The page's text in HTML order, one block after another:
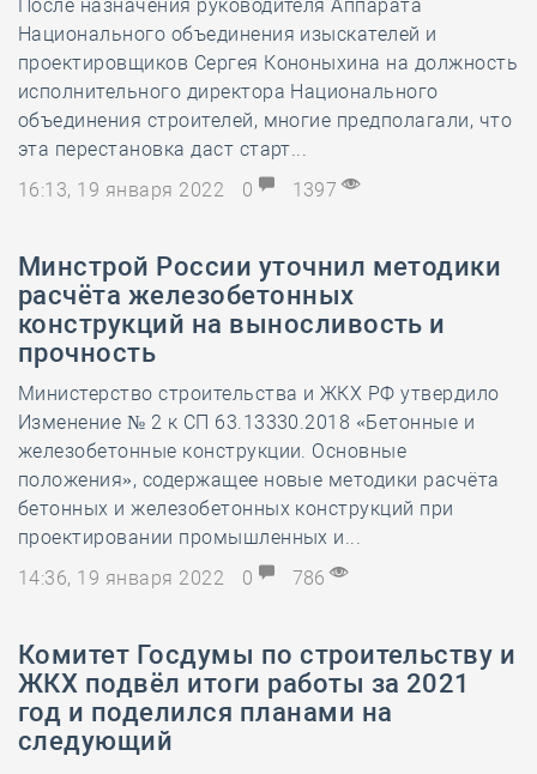
После назначения руководителя Аппарата
Национального объединения изыскателей и
проектировщиков Сергея Кононыхина на должность
исполнительного директора Национального
объединения строителей, многие предполагали, что
эта перестановка даст старт...
16:13, 19 января 2022
0 1397
Минстрой России уточнил методики
расчёта железобетонных
конструкций на выносливость и
прочность
Министерство строительства и ЖКХ РФ утвердило
Изменение № 2 к СП 63.13330.2018 «Бетонные и
железобетонные конструкции. Основные
положения», содержащее новые методики расчёта
бетонных и железобетонных конструкций при
проектировании промышленных и...
14:36, 19 января 2022
0 786
Комитет Госдумы по строительству и
ЖКХ подвёл итоги работы за 2021
год и поделился планами на
следующий